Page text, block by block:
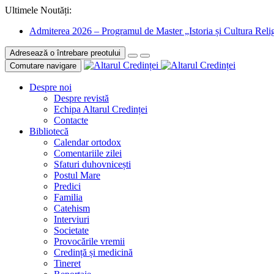
Ultimele Noutăți:
Admiterea 2026 – Programul de Master „Istoria și Cultura
Adresează o întrebare preotului
Comutare navigare
Despre noi
Despre revistă
Echipa Altarul Credinței
Contacte
Bibliotecă
Calendar ortodox
Comentariile zilei
Sfaturi duhovnicești
Postul Mare
Predici
Familia
Catehism
Interviuri
Societate
Provocările vremii
Credință și medicină
Tineret